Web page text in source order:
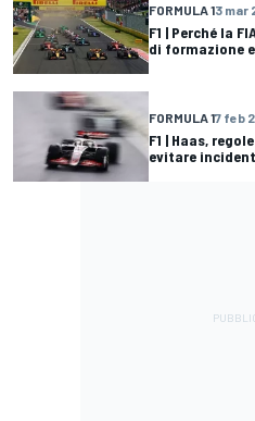
FORMULA 13 mar
F1 | Perché la
di formazione
FORMULA 17 feb
F1 | Haas,
evitare